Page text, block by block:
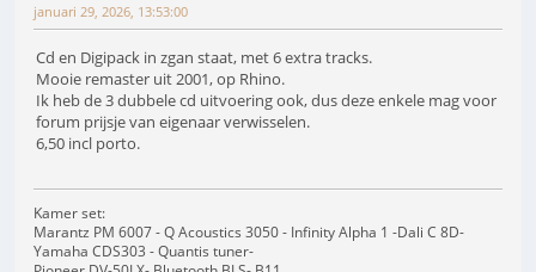
januari 29, 2026, 13:53:00
Cd en Digipack in zgan staat, met 6 extra tracks.
Mooie remaster uit 2001, op Rhino.
Ik heb de 3 dubbele cd uitvoering ook, dus deze enkele mag voor
forum prijsje van eigenaar verwisselen.
6,50 incl porto.
Kamer set:
Marantz PM 6007 - Q Acoustics 3050 - Infinity Alpha 1 -Dali C 8D-
Yamaha CDS303 - Quantis tuner-